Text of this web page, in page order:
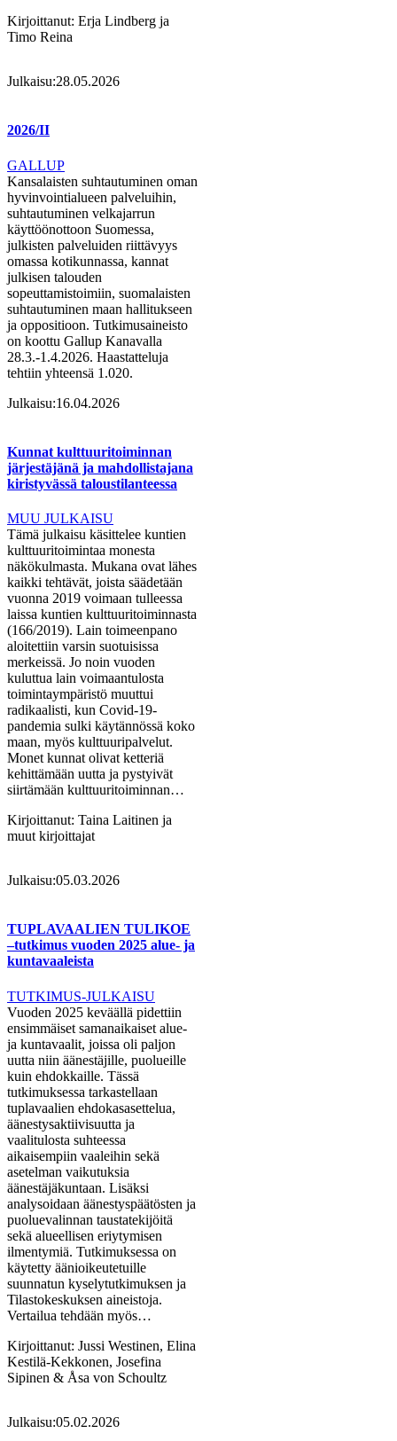
Kirjoittanut: Erja Lindberg ja
Timo Reina
Julkaisu:28.05.2026
2026/II
GALLUP
Kansalaisten suhtautuminen oman
hyvinvointialueen palveluihin,
suhtautuminen velkajarrun
käyttöönottoon Suomessa,
julkisten palveluiden riittävyys
omassa kotikunnassa, kannat
julkisen talouden
sopeuttamistoimiin, suomalaisten
suhtautuminen maan hallitukseen
ja oppositioon. Tutkimusaineisto
on koottu Gallup Kanavalla
28.3.-1.4.2026. Haastatteluja
tehtiin yhteensä 1.020.
Julkaisu:16.04.2026
Kunnat kulttuuritoiminnan
järjestäjänä ja mahdollistajana
kiristyvässä taloustilanteessa
MUU JULKAISU
Tämä julkaisu käsittelee kuntien
kulttuuritoimintaa monesta
näkökulmasta. Mukana ovat lähes
kaikki tehtävät, joista säädetään
vuonna 2019 voimaan tulleessa
laissa kuntien kulttuuritoiminnasta
(166/2019). Lain toimeenpano
aloitettiin varsin suotuisissa
merkeissä. Jo noin vuoden
kuluttua lain voimaantulosta
toimintaympäristö muuttui
radikaalisti, kun Covid-19-
pandemia sulki käytännössä koko
maan, myös kulttuuripalvelut.
Monet kunnat olivat ketteriä
kehittämään uutta ja pystyivät
siirtämään kulttuuritoiminnan…
Kirjoittanut: Taina Laitinen ja
muut kirjoittajat
Julkaisu:05.03.2026
TUPLAVAALIEN TULIKOE
–tutkimus vuoden 2025 alue- ja
kuntavaaleista
TUTKIMUS-JULKAISU
Vuoden 2025 keväällä pidettiin
ensimmäiset samanaikaiset alue-
ja kuntavaalit, joissa oli paljon
uutta niin äänestäjille, puolueille
kuin ehdokkaille. Tässä
tutkimuksessa tarkastellaan
tuplavaalien ehdokasasettelua,
äänestysaktiivisuutta ja
vaalitulosta suhteessa
aikaisempiin vaaleihin sekä
asetelman vaikutuksia
äänestäjäkuntaan. Lisäksi
analysoidaan äänestyspäätösten ja
puoluevalinnan taustatekijöitä
sekä alueellisen eriytymisen
ilmentymiä. Tutkimuksessa on
käytetty äänioikeutetuille
suunnatun kyselytutkimuksen ja
Tilastokeskuksen aineistoja.
Vertailua tehdään myös…
Kirjoittanut: Jussi Westinen, Elina
Kestilä-Kekkonen, Josefina
Sipinen & Åsa von Schoultz
Julkaisu:05.02.2026